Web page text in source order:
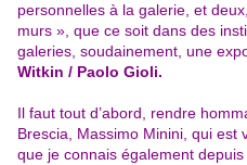
personnelles à la galerie, et
murs », que ce soit dans des
galeries, soudainement, une
Witkin / Paolo Gioli.
Il faut tout d’abord, rendre
Brescia, Massimo Minini, qui est
que je connais également